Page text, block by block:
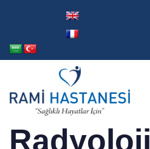
Radyoloji